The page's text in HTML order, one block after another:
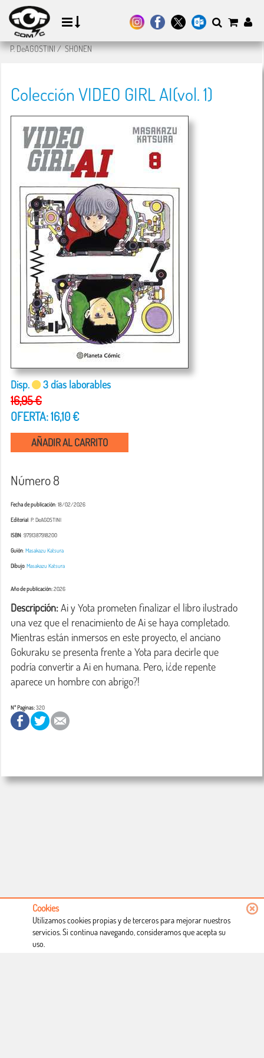
P. DeAGOSTINI/SHONEN
Colección VIDEO GIRL AI(vol. 1)
Disp. 3 días laborables
16,95 €
OFERTA: 16,10 €
AÑADIR AL CARRITO
Número 8
Fecha de publicación: 18/02/2026
Editorial: P. DeAGOSTINI
ISBN: 9791387918200
Guión:Masakazu Katsura
Dibujo:Masakazu Katsura
Año de publicación:2026
Descripción: Ai y Yota prometen finalizar el libro ilustrado
una vez que el renacimiento de Ai se haya completado.
Mientras están inmersos en este proyecto, el anciano
Gokuraku se presenta frente a Yota para decirle que
podría convertir a Ai en humana. Pero, ¡¿de repente
aparece un hombre con abrigo?!
Nº Paginas:320
Condiciones de uso
Cookies
Utilizamos cookies propias y de terceros para mejorar nuestros
servicios. Si continua navegando, consideramos que acepta su
uso.